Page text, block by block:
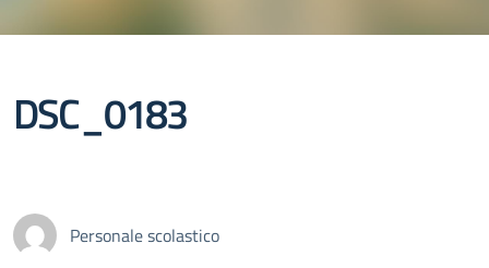
DSC_0183
Personale scolastico